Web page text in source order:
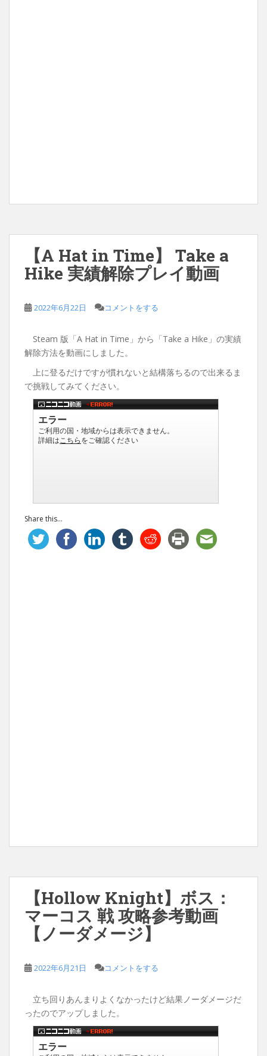
【A Hat in Time】 Take a
Hike 実績解除プレイ動画
2022年6月22日 コメントをする
Steam 版「A Hat in Time」から「Take a Hike」の実績
解除方法を動画にしました。
上に登るだけですが慣れないと結構落ちるので出来るま
で挑戦してみてください。
Share this...
【Hollow Knight】ボス：
マーコス 戦 攻略参考動画
【ノーダメージ】
2022年6月21日 コメントをする
立ち回りあんまりよくなかったけど結果ノーダメージだ
ったのでアップしました。